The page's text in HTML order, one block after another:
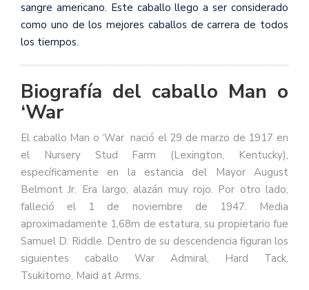
sangre americano. Este caballo llego a ser considerado
como uno de los mejores caballos de carrera de todos
los tiempos.
Biografía del caballo Man o
‘War
El caballo Man o ‘War nació el 29 de marzo de 1917 en
el Nursery Stud Farm (Lexington, Kentucky),
específicamente en la estancia del Mayor August
Belmont Jr. Era largo, alazán muy rojo. Por otro lado,
falleció el 1 de noviembre de 1947. Media
aproximadamente 1,68m de estatura, su propietario fue
Samuel D. Riddle. Dentro de su descendencia figuran los
siguientes caballo War Admiral, Hard Tack,
Tsukitomo, Maid at Arms.